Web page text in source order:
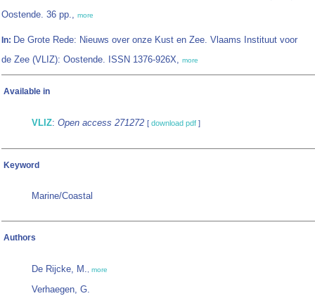
Oostende. 36 pp., more
In: De Grote Rede: Nieuws over onze Kust en Zee. Vlaams Instituut voor
de Zee (VLIZ): Oostende. ISSN 1376-926X, more
Available in
VLIZ: Open access 271272 [ download pdf ]
Keyword
Marine/Coastal
Authors
De Rijcke, M., more
Verhaegen, G.